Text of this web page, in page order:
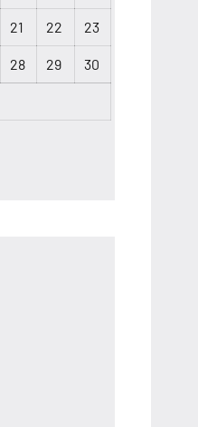
21 22 23
28 29 30